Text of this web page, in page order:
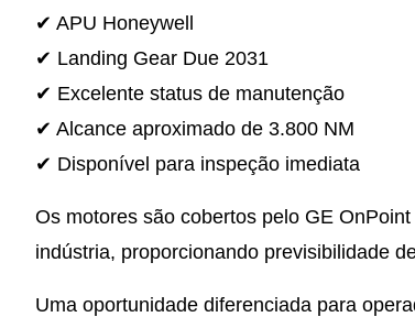
✔ APU Honeywell
✔ Landing Gear Due 2031
✔ Excelente status de manutenção
✔ Alcance aproximado de 3.800 NM
✔ Disponível para inspeção imediata
Os motores são cobertos pelo GE
indústria, proporcionando previsibilidade
Uma oportunidade diferenciada para